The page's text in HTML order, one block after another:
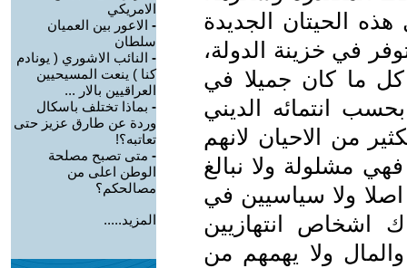
الحيتان الجديدة
في خزينة الدولة،
ما كان جميلا في
انتمائه الديني
من الاحيان لانهم
فهي مشلولة ولا نبالغ
ولا سياسيين في
اشخاص انتهازيين
ولا يهمهم من
الامريكي
- الاعور بين العميان
سلطان
- النائب الاشوري ( يونادم
كنا ) ينعت المسيحيين
العراقيين بالار ...
- بماذا تختلف باسكال
وردة عن طارق عزيز حتى
تعاتبه؟!
- متى تصبح مصلحة
الوطن اعلى من
مصالحكم؟
المزيد.....